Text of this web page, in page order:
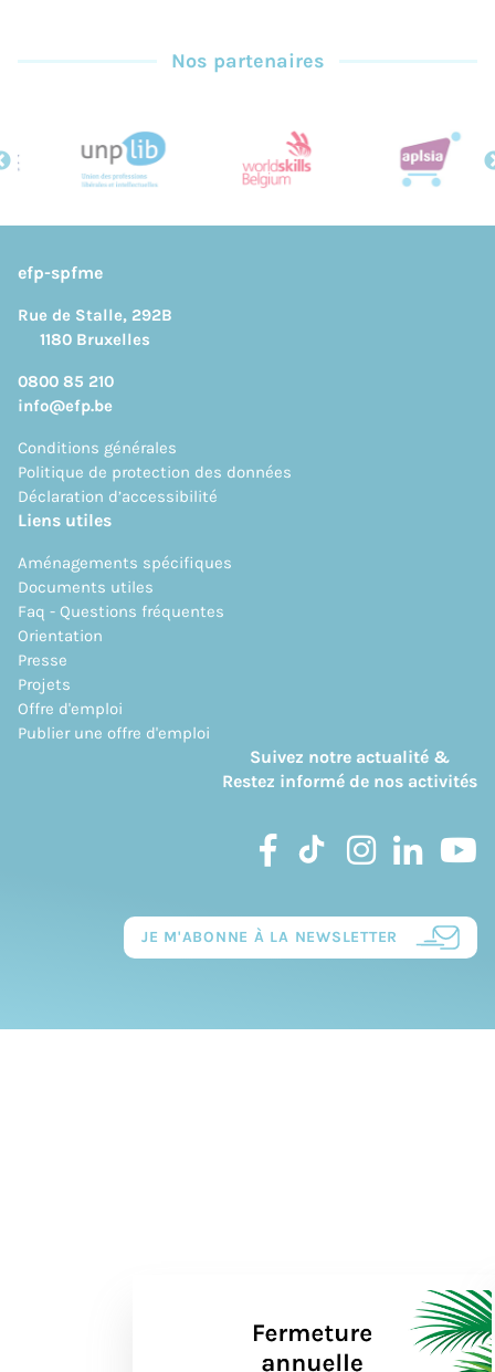
Nos partenaires
efp-spfme
Rue de Stalle, 292B
1180 Bruxelles
0800 85 210
info@efp.be
Conditions générales
Politique de protection des données
Déclaration d’accessibilité
Liens utiles
Aménagements spécifiques
Documents utiles
Faq - Questions fréquentes
Orientation
Presse
Projets
Offre d'emploi
Publier une offre d'emploi
Suivez notre actualité &
Restez informé de nos activités
JE M'ABONNE À LA NEWSLETTER